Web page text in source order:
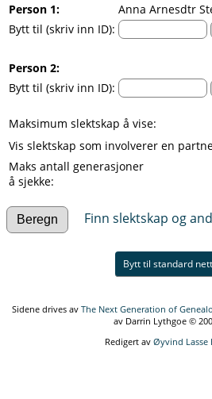
Person 1:
Anna Arnesdtr
Bytt til (skriv inn ID):
Person 2:
Bytt til (skriv inn ID):
Maksimum slektskap å vise:
Vis slektskap som involverer en
Maks antall generasjoner
å sjekke:
Finn slektskap og
Bytt til standard
Sidene drives av The Next Generation of
av Darrin Lythgoe ©
Redigert av Øyvind Lasse